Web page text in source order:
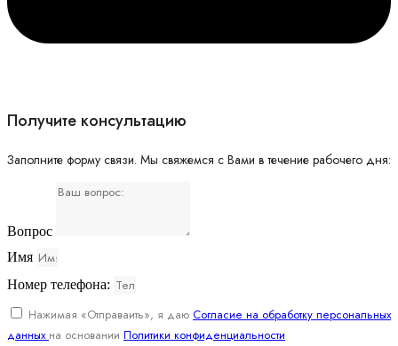
Получите консультацию
Заполните форму связи. Мы свяжемся с Вами в течение рабочего дня:
Вопрос
Имя
Номер телефона:
Нажимая «Отправаить», я даю Согласие на обработку персональных
данных на основании Политики конфиденциальности